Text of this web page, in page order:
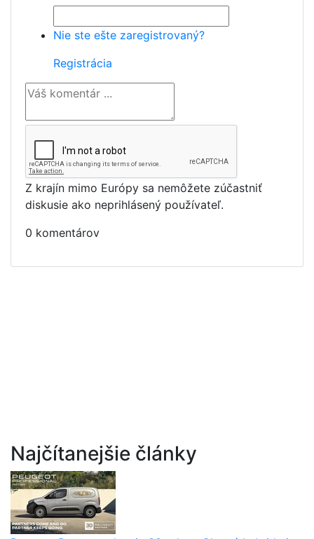
Nie ste ešte zaregistrovaný?
Registrácia
Z krajín mimo Európy sa nemôžete zúčastniť
diskusie ako neprihlásený používateľ.
0 komentárov
Najčítanejšie články